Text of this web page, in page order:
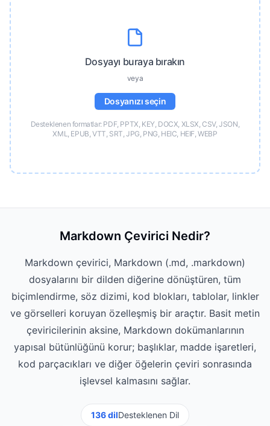
Dosyayı buraya bırakın
veya
Dosyanızı seçin
Desteklenen formatlar: PDF, PPTX, KEY, DOCX, XLSX, CSV, JSON,
XML, EPUB, VTT, SRT, JPG, PNG, HEIC, HEIF, WEBP
Markdown Çevirici Nedir?
Markdown çevirici, Markdown (.md, .markdown)
dosyalarını bir dilden diğerine dönüştüren, tüm
biçimlendirme, söz dizimi, kod blokları, tablolar, linkler
ve görselleri koruyan özelleşmiş bir araçtır. Basit metin
çeviricilerinin aksine, Markdown dokümanlarının
yapısal bütünlüğünü korur; başlıklar, madde işaretleri,
kod parçacıkları ve diğer öğelerin çeviri sonrasında
işlevsel kalmasını sağlar.
136 dilDesteklenen Dil